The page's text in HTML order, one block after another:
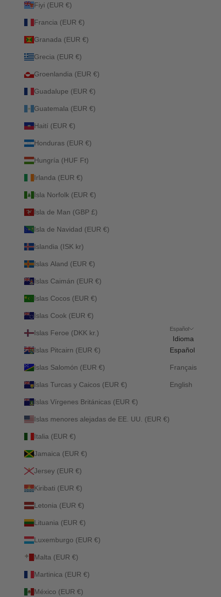
Fiyi (EUR €)
Francia (EUR €)
Granada (EUR €)
Grecia (EUR €)
Groenlandia (EUR €)
Guadalupe (EUR €)
Guatemala (EUR €)
Haití (EUR €)
Honduras (EUR €)
Hungría (HUF Ft)
Irlanda (EUR €)
Isla Norfolk (EUR €)
Isla de Man (GBP £)
Isla de Navidad (EUR €)
Islandia (ISK kr)
Islas Aland (EUR €)
Islas Caimán (EUR €)
Islas Cocos (EUR €)
Islas Cook (EUR €)
Islas Feroe (DKK kr.)
Islas Pitcairn (EUR €)
Islas Salomón (EUR €)
Islas Turcas y Caicos (EUR €)
Islas Vírgenes Británicas (EUR €)
Islas menores alejadas de EE. UU. (EUR €)
Italia (EUR €)
Jamaica (EUR €)
Jersey (EUR €)
Kiribati (EUR €)
Letonia (EUR €)
Lituania (EUR €)
Luxemburgo (EUR €)
Malta (EUR €)
Martinica (EUR €)
México (EUR €)
Español
Idioma
Español
Français
English